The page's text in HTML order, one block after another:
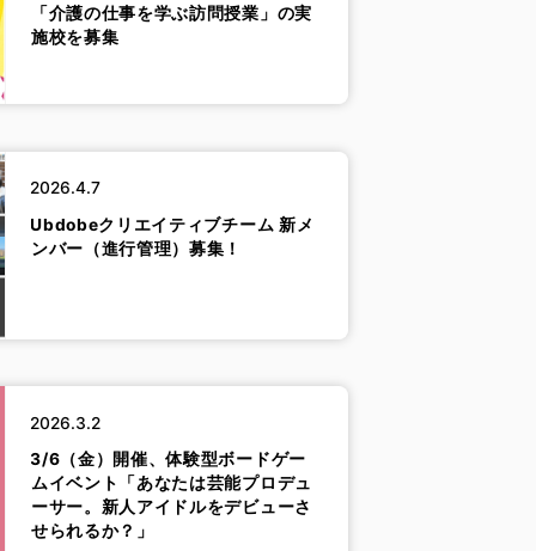
「介護の仕事を学ぶ訪問授業」の実
施校を募集
2026.4.7
Ubdobeクリエイティブチーム 新メ
ンバー（進行管理）募集！
2026.3.2
3/6（金）開催、体験型ボードゲー
ムイベント「あなたは芸能プロデュ
ーサー。新人アイドルをデビューさ
せられるか？」